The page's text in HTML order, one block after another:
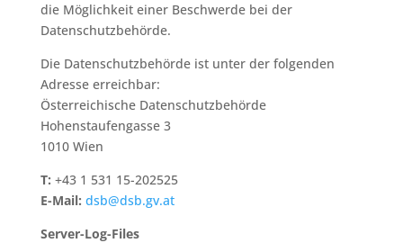
die Möglichkeit einer Beschwerde bei der
Datenschutzbehörde.
Die Datenschutzbehörde ist unter der folgenden
Adresse erreichbar:
Österreichische Datenschutzbehörde
Hohenstaufengasse 3
1010 Wien
T: +43 1 531 15-202525
E-Mail: dsb@dsb.gv.at
Server-Log-Files